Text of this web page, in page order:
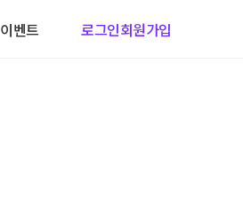
이벤트 로그인회원가입